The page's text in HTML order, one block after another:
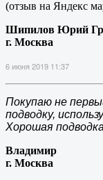
(отзыв на Яндекс
Шипилов Юрий
г. Москва
6 июня 2019 11:37
Покупаю не
подводку,
Хорошая
Владимир
г. Москва